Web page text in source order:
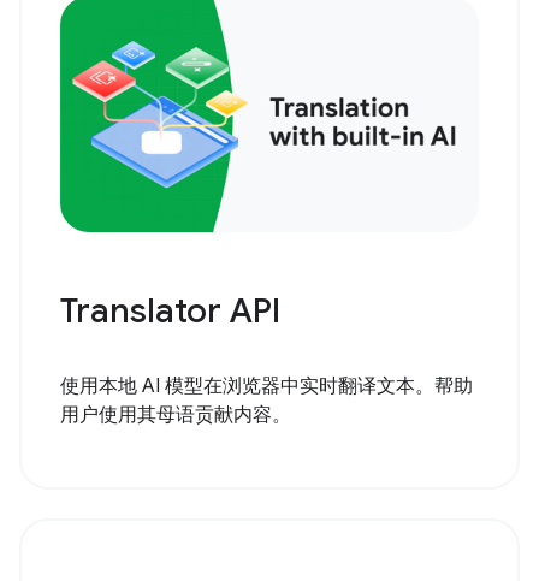
Translator API
使用本地 AI 模型在浏览器中实时翻译文本。帮助
用户使用其母语贡献内容。